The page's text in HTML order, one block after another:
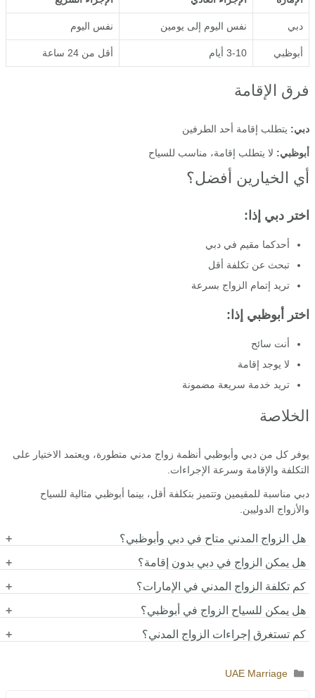
دبي نفس اليوم إلى يومين نفس اليوم
أبوظبي 3-10 أيام أقل من 24 ساعة
فرق الإقامة
دبي: يتطلب إقامة أحد الطرفين
أبوظبي: لا يتطلب إقامة، مناسب للسياح
أي الخيارين أفضل؟
اختر دبي إذا:
أحدكما مقيم في دبي
تبحث عن تكلفة أقل
تريد إتمام الزواج بسرعة
اختر أبوظبي إذا:
أنت سائح
لا يوجد إقامة
تريد خدمة سريعة مضمونة
الخلاصة
يوفر كل من دبي وأبوظبي أنظمة زواج مدني متطورة، ويعتمد الاختيار على
التكلفة والإقامة وسرعة الإجراءات.
دبي مناسبة للمقيمين وتتميز بتكلفة أقل، بينما أبوظبي مثالية للسياح
والأزواج الدوليين.
هل الزواج المدني متاح في دبي وأبوظبي؟
نعم، كلا الإمارتين توفران الزواج المدني لغير المسلمين والوافدين.
هل يمكن الزواج في دبي بدون إقامة؟
عادةً يتطلب أن يكون أحد الطرفين مقيماً في دبي.
كم تكلفة الزواج المدني في الإمارات؟
تبدأ من 220 درهم في دبي وتصل إلى 2500 درهم في أبوظبي للخدمات
السريعة.
هل يمكن للسياح الزواج في أبوظبي؟
نعم، لا يشترط الإقامة ويمكن للسياح الزواج بسهولة.
كم تستغرق إجراءات الزواج المدني؟
العادي.
التصنيفات
UAE Marriage